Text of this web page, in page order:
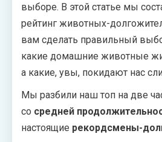
выборе. В этой статье мы
рейтинг животных-
вам сделать правильный
какие домашние животные
а какие, увы, покидают нас
Мы разбили наш топ на две
со средней
настоящие рекордсмены-